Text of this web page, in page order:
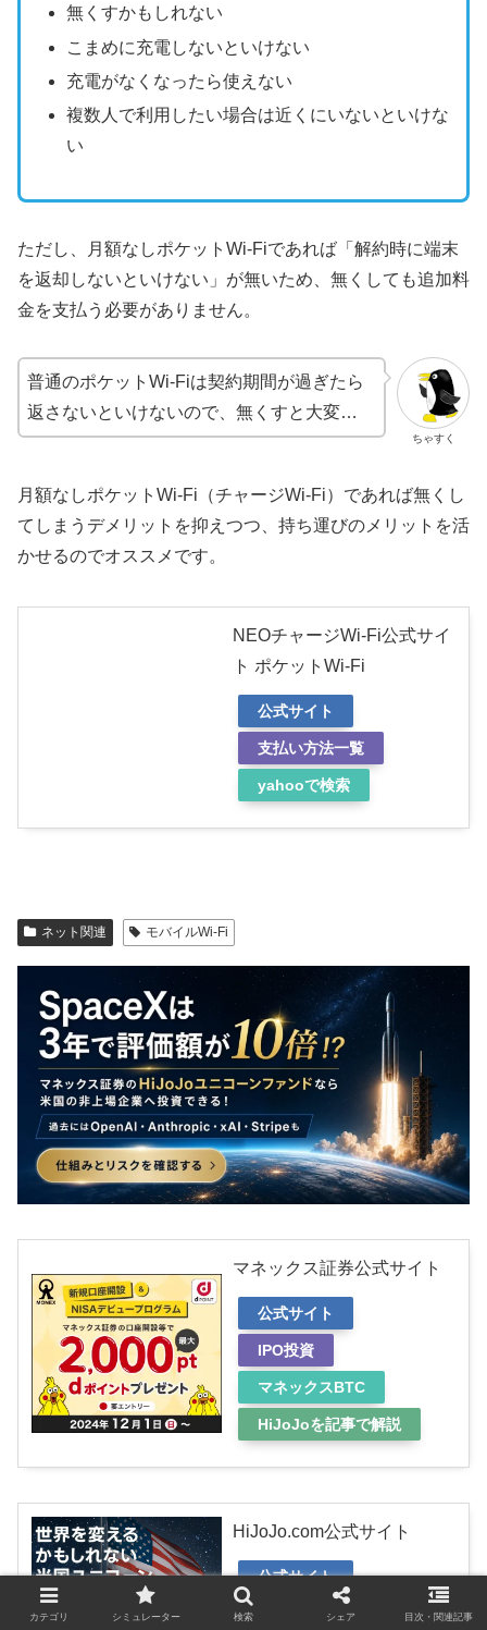
無くすかもしれない
こまめに充電しないといけない
充電がなくなったら使えない
複数人で利用したい場合は近くにいないといけな
い
ただし、月額なしポケットWi-Fiであれば「解約時に端末
を返却しないといけない」が無いため、無くしても追加料
金を支払う必要がありません。
ちゃすく
普通のポケットWi-Fiは契約期間が過ぎたら
返さないといけないので、無くすと大変…
月額なしポケットWi-Fi（チャージWi-Fi）であれば無くし
てしまうデメリットを抑えつつ、持ち運びのメリットを活
かせるのでオススメです。
NEOチャージWi-Fi公式サイ
ト ポケットWi-Fi
公式サイト
支払い方法一覧
yahooで検索
ネット関連 モバイルWi-Fi
マネックス証券公式サイト
公式サイト
IPO投資
マネックスBTC
HiJoJoを記事で解説
HiJoJo.com公式サイト
公式サイト
HiJoJoを記事で解説
カテゴリ シミュレーター 検索 シェア 目次・関連記事